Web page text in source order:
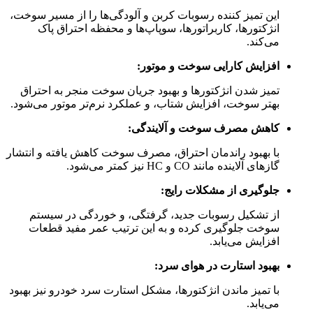
این تمیز کننده رسوبات کربن و آلودگی‌ها را از مسیر سوخت،
انژکتورها، کاربراتورها، سوپاپ‌ها و محفظه احتراق پاک
می‌کند.
افزایش کارایی سوخت و موتور:
تمیز شدن انژکتورها و بهبود جریان سوخت منجر به احتراق
بهتر سوخت، افزایش شتاب، و عملکرد نرم‌تر موتور می‌شود.
کاهش مصرف سوخت و آلایندگی:
با بهبود راندمان احتراق، مصرف سوخت کاهش یافته و انتشار
گازهای آلاینده مانند CO و HC نیز کمتر می‌شود.
جلوگیری از مشکلات رایج:
از تشکیل رسوبات جدید، گرفتگی، و خوردگی در سیستم
سوخت جلوگیری کرده و به این ترتیب عمر مفید قطعات
افزایش می‌یابد.
بهبود استارت در هوای سرد:
با تمیز ماندن انژکتورها، مشکل استارت سرد خودرو نیز بهبود
می‌یابد.